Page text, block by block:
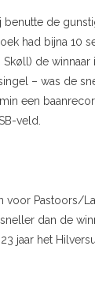
benutte de
had bijna 10
de winnaar
– was de
een
veld.
Pastoors/
dan de
jaar het